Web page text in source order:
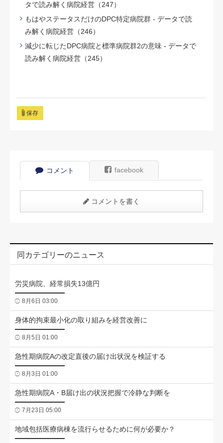
タで読み解く病院経営（247）
もはやステータスだけのDPC特定病院群 - データで読
み解く病院経営（246）
減少に転じたDPC病院と標準病院群2の意味 - データで
読み解く病院経営（245）
保存
コメント facebook
コメントを書く
同カテゴリーのニュース
労災病院、経常損失13億円
8月6日 03:00
身体的拘束最小化の取り組みを経営改善に
8月5日 01:00
急性期病院Aの改定直後の届け出状況を検証する
8月3日 01:00
急性期病院A・B届け出の状況把握で冷静な判断を
7月23日 05:00
地域包括医療病棟を流行らせるために何が必要か？